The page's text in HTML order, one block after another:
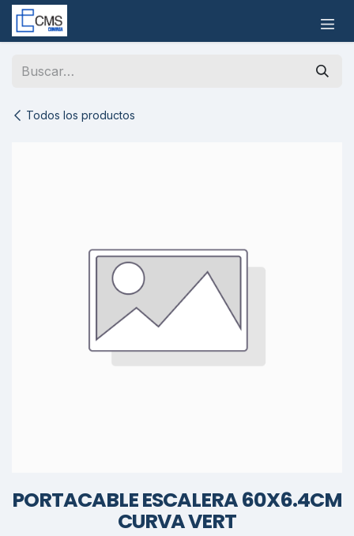
Ir al contenido
Todos los productos
PORTACABLE ESCALERA 60X6.4CM
CURVA VERT